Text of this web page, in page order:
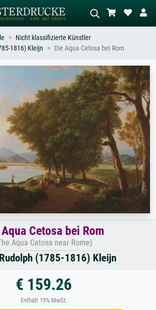
Welle
Beschreiben Sie die Szene – z.B. Grüne
Wiese, Abstrakt mit viel Rot, Dunkles
Ölgemälde, Stehender Akt neben einem
Baum.
Nicht klassifizierte Künstler
1816) Kleijn
Die Aqua Cetosa bei Rom
Cetosa bei Rom
Aqua Cetosa near Rome)
(1785-1816) Kleijn
€ 159.26
Enthält 19% MwSt.